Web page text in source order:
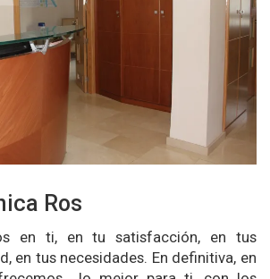
Ros
en ti, en tu satisfacción, en tus
en tus necesidades. En definitiva, en